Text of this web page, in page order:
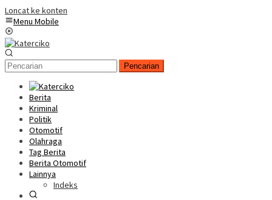
Loncat ke konten
Menu Mobile
Pencarian
Berita
Kriminal
Politik
Otomotif
Olahraga
Tag Berita
Berita Otomotif
Lainnya
Indeks